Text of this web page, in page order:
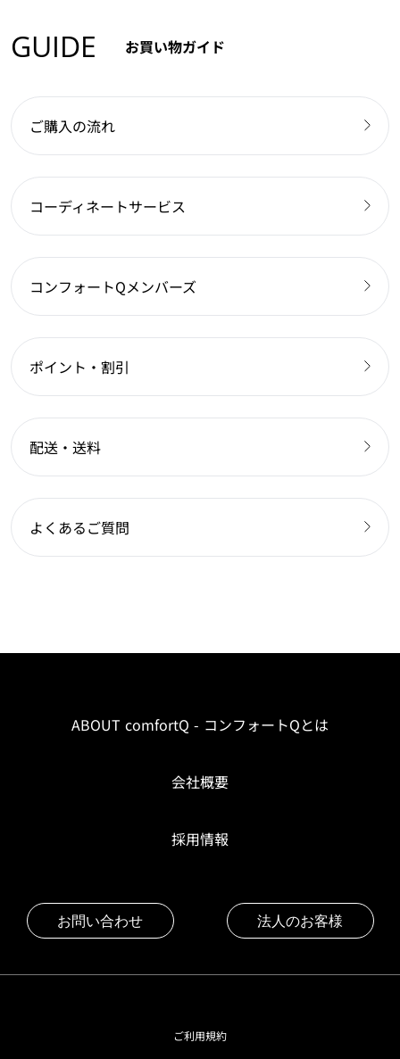
GUIDE お買い物ガイド
ご購入の流れ
コーディネートサービス
コンフォートQメンバーズ
ポイント・割引
配送・送料
よくあるご質問
ABOUT comfortQ - コンフォートQとは
会社概要
採用情報
お問い合わせ 法人のお客様
ご利用規約